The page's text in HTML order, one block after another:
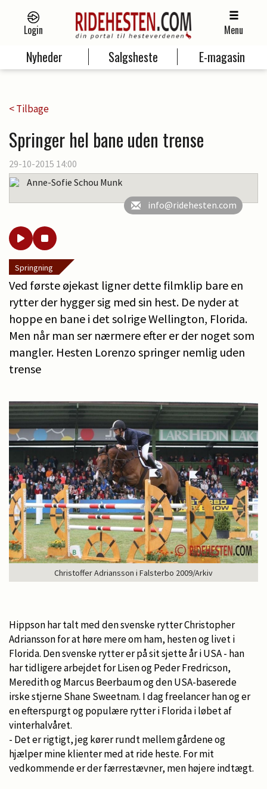
Login Menu
Nyheder Salgsheste E-magasin
< Tilbage
Springer hel bane uden trense
29-10-2015 14:00
Anne-Sofie Schou Munk
info@ridehesten.com
Springning
Ved første øjekast ligner dette filmklip bare en
rytter der hygger sig med sin hest. De nyder at
hoppe en bane i det solrige Wellington, Florida.
Men når man ser nærmere efter er der noget som
mangler. Hesten Lorenzo springer nemlig uden
trense
Christoffer Adriansson i Falsterbo 2009/Arkiv
Hippson har talt med den svenske rytter Christopher
Adriansson for at høre mere om ham, hesten og livet i
Florida. Den svenske rytter er på sit sjette år i USA - han
har tidligere arbejdet for Lisen og Peder Fredricson,
Meredith og Marcus Beerbaum og den USA-baserede
irske stjerne Shane Sweetnam. I dag freelancer han og er
en efterspurgt og populære rytter i Florida i løbet af
vinterhalvåret.
- Det er rigtigt, jeg kører rundt mellem gårdene og
hjælper mine klienter med at ride heste. For mit
vedkommende er der færrestævner, men højere indtægt.